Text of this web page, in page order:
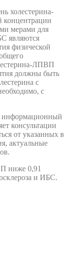
холестерина-
мерами для
являются
физической
ЛПВП
должны быть
с
с
информационный
консультации
от указанных в
актуальные
ниже 0,91
и ИБС.